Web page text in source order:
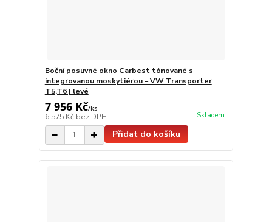
Boční posuvné okno Carbest tónované s
integrovanou moskytiérou – VW Transporter
T5,T6 | levé
7 956 Kč/ks
6 575 Kč bez DPH Skladem
Přidat do košíku